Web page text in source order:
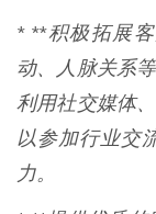
* **积极拓展
动、人脉关系
利用社交媒体
以参加行业交
力。